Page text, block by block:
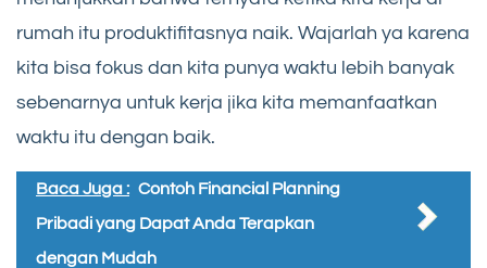
rumah itu produktifitasnya naik. Wajarlah ya karena
kita bisa fokus dan kita punya waktu lebih banyak
sebenarnya untuk kerja jika kita memanfaatkan
waktu itu dengan baik.
Baca Juga : Contoh Financial Planning
Pribadi yang Dapat Anda Terapkan
dengan Mudah